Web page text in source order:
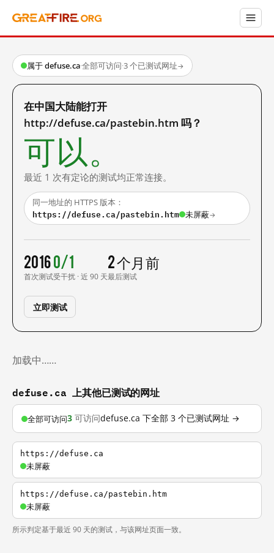
属于 defuse.ca·全部可访问·3 个已测试网址→
在中国大陆能打开
http://defuse.ca/pastebin.htm 吗？
可以。
最近 1 次有定论的测试均正常连接。
同一地址的 HTTPS 版本：
https://defuse.ca/pastebin.htm 未屏蔽→
2016
首次测试
0/1
受干扰 · 近 90 天
2 个月前
最后测试
立即测试
加载中……
defuse.ca 上其他已测试的网址
全部可访问3 可访问defuse.ca 下全部 3 个已测试网址 →
https://defuse.ca
未屏蔽
https://defuse.ca/pastebin.htm
未屏蔽
所示判定基于最近 90 天的测试，与该网址页面一致。